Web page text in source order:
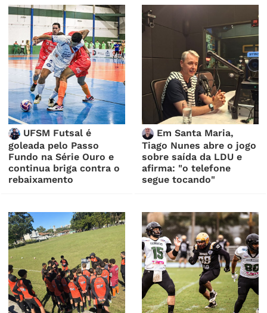
UFSM Futsal é
goleada pelo Passo
Fundo na Série Ouro e
continua briga contra o
rebaixamento
Em Santa Maria,
Tiago Nunes abre o jogo
sobre saída da LDU e
afirma: "o telefone
segue tocando"